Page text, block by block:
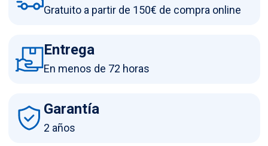
Gratuito a partir de 150€ de compra online
Entrega
En menos de 72 horas
Garantía
2 años